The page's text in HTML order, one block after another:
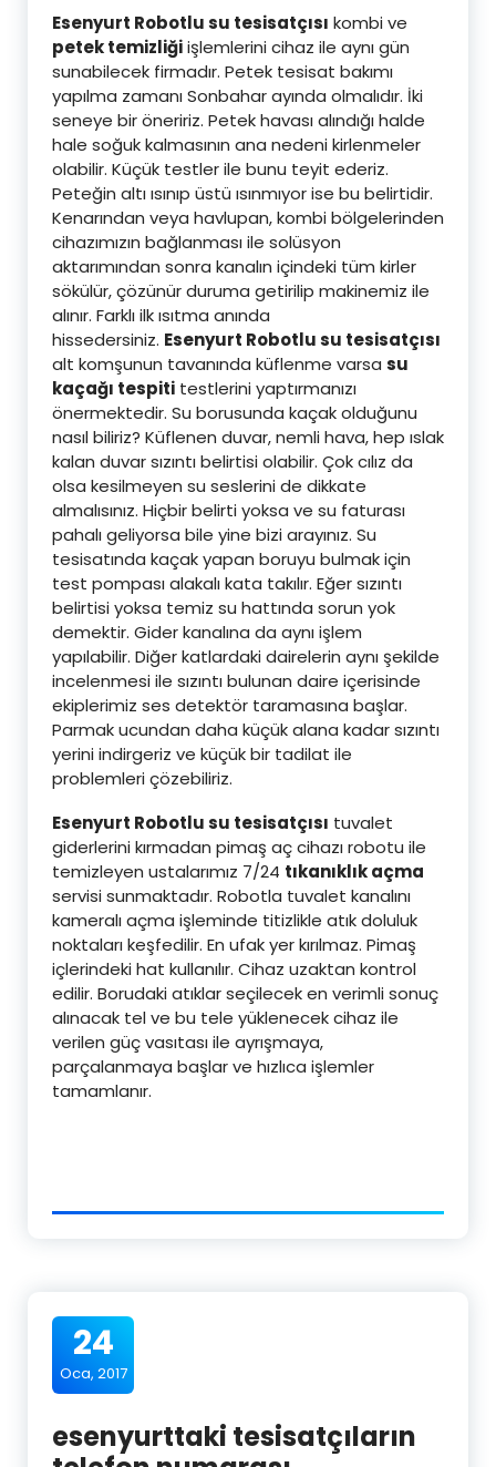
Esenyurt Robotlu su tesisatçısı kombi ve
petek temizliğiişlemlerini cihaz ile aynı gün
sunabilecek firmadır. Petek tesisat bakımı
yapılma zamanı Sonbahar ayında olmalıdır. İki
seneye bir öneririz. Petek havası alındığı halde
hale soğuk kalmasının ana nedeni kirlenmeler
olabilir. Küçük testler ile bunu teyit ederiz.
Peteğin altı ısınıp üstü ısınmıyor ise bu belirtidir.
Kenarından veya havlupan, kombi bölgelerinden
cihazımızın bağlanması ile solüsyon
aktarımından sonra kanalın içindeki tüm kirler
sökülür, çözünür duruma getirilip makinemiz ile
alınır. Farklı ilk ısıtma anında
hissedersiniz. Esenyurt Robotlu su tesisatçısı
alt komşunun tavanında küflenme varsa su
kaçağı tespiti testlerini yaptırmanızı
önermektedir. Su borusunda kaçak olduğunu
nasıl biliriz? Küflenen duvar, nemli hava, hep ıslak
kalan duvar sızıntı belirtisi olabilir. Çok cılız da
olsa kesilmeyen su seslerini de dikkate
almalısınız. Hiçbir belirti yoksa ve su faturası
pahalı geliyorsa bile yine bizi arayınız. Su
tesisatında kaçak yapan boruyu bulmak için
test pompası alakalı kata takılır. Eğer sızıntı
belirtisi yoksa temiz su hattında sorun yok
demektir. Gider kanalına da aynı işlem
yapılabilir. Diğer katlardaki dairelerin aynı şekilde
incelenmesi ile sızıntı bulunan daire içerisinde
ekiplerimiz ses detektör taramasına başlar.
Parmak ucundan daha küçük alana kadar sızıntı
yerini indirgeriz ve küçük bir tadilat ile
problemleri çözebiliriz.
Esenyurt Robotlu su tesisatçısı tuvalet
giderlerini kırmadan pimaş aç cihazı robotu ile
temizleyen ustalarımız 7/24 tıkanıklık açma
servisi sunmaktadır. Robotla tuvalet kanalını
kameralı açma işleminde titizlikle atık doluluk
noktaları keşfedilir. En ufak yer kırılmaz. Pimaş
içlerindeki hat kullanılır. Cihaz uzaktan kontrol
edilir. Borudaki atıklar seçilecek en verimli sonuç
alınacak tel ve bu tele yüklenecek cihaz ile
verilen güç vasıtası ile ayrışmaya,
parçalanmaya başlar ve hızlıca işlemler
tamamlanır.
24
Oca, 2017
esenyurttaki tesisatçıların